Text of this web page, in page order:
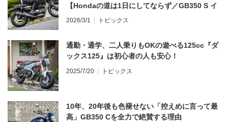
【Hondaの道は1日にしてならず／GB350 S イ
ンプレ・レビュー 前編】
2026/3/1 トピックス
通勤・通学、二人乗りもOKの遊べる125cc『ダ
ックス125』は初心者の人も安心！
2025/7/20 トピックス
10年、20年後も色褪せない「控えめに言って最
高」GB350 Cを全力で絶賛する理由